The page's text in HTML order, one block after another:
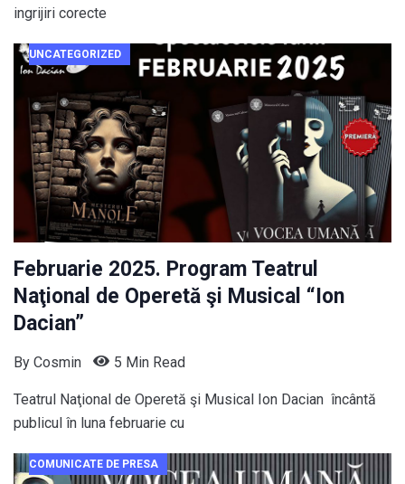
ingrijiri corecte
UNCATEGORIZED
Februarie 2025. Program Teatrul
Naţional de Operetă şi Musical “Ion
Dacian”
By Cosmin 5 Min Read
Teatrul Naţional de Operetă şi Musical Ion Dacian încântă
publicul în luna februarie cu
COMUNICATE DE PRESA